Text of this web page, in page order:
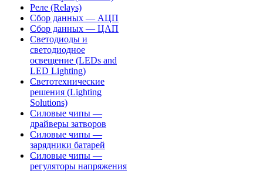
Реле (Relays)
Сбор данных — АЦП
Сбор данных — ЦАП
Светодиоды и
светодиодное
освещение (LEDs and
LED Lighting)
Светотехнические
решения (Lighting
Solutions)
Силовые чипы —
драйверы затворов
Силовые чипы —
зарядники батарей
Силовые чипы —
регуляторы напряжения